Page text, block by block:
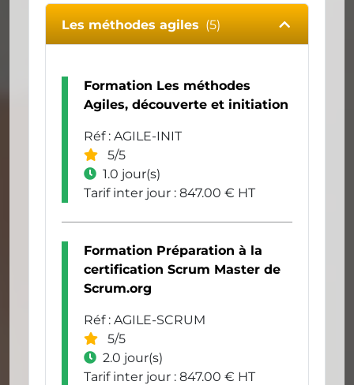
Les méthodes agiles (5)
Formation Les méthodes
Agiles, découverte et initiation
Réf : AGILE-INIT
5/5
1.0 jour(s)
Tarif inter jour : 847.00 € HT
Formation Préparation à la
certification Scrum Master de
Scrum.org
Réf : AGILE-SCRUM
5/5
2.0 jour(s)
Tarif inter jour : 847.00 € HT